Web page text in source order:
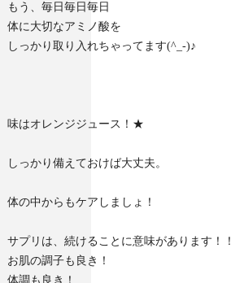
もう、毎日毎日毎日
体に大切なアミノ酸を
しっかり取り入れちゃってます(^_-)♪
味はオレンジジュース！★
しっかり備えておけば大丈夫。
体の中からもケアしましょ！
サプリは、続けることに意味があります！！
お肌の調子も良き！
体調も良き！